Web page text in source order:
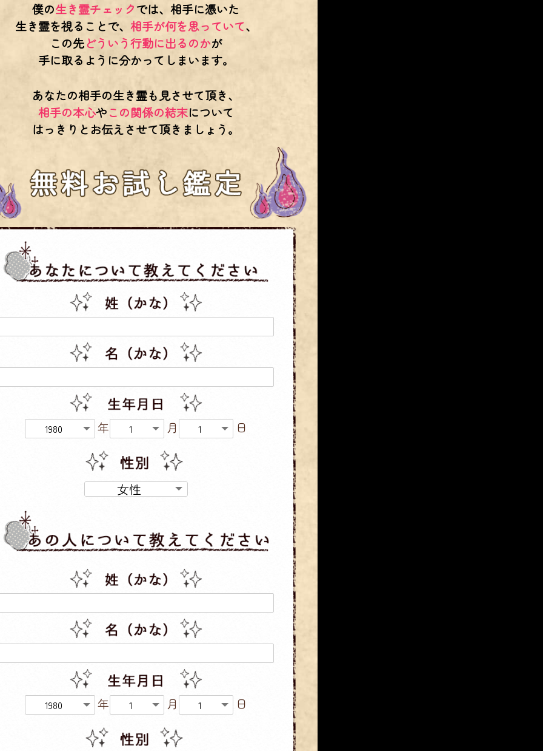
僕の生き霊チェックでは、相手に憑いた
生き霊を視ることで、 相手が何を思っていて、
この先どういう行動に出るのかが
手に取るように分かってしまいます。
あなたの相手の生き霊も見させて頂き、
相手の本心やこの関係の結末について
はっきりとお伝えさせて頂きましょう。
年 月 日
年 月 日